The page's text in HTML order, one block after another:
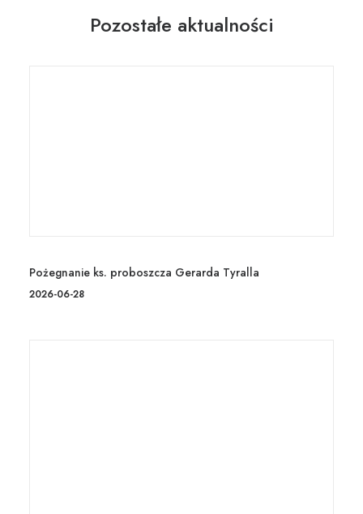
Pozostałe aktualności
Pożegnanie ks. proboszcza Gerarda Tyralla
2026-06-28